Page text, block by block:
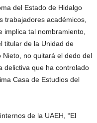
del Estado de Hidalgo
trabajadores académicos,
implica tal nombramiento,
titular de la Unidad de
no quitará el dedo del
delictiva que ha controlado
Casa de Estudios del
de la UAEH, “El